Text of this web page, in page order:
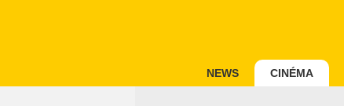
NEWS CINÉMA